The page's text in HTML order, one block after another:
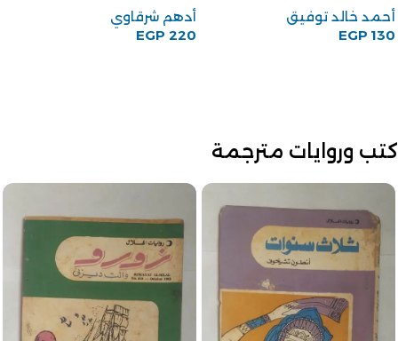
أحمد خالد توفيق
EGP 130
أدهم شرقاوي
EGP 220
كتب وروايات مترجمة